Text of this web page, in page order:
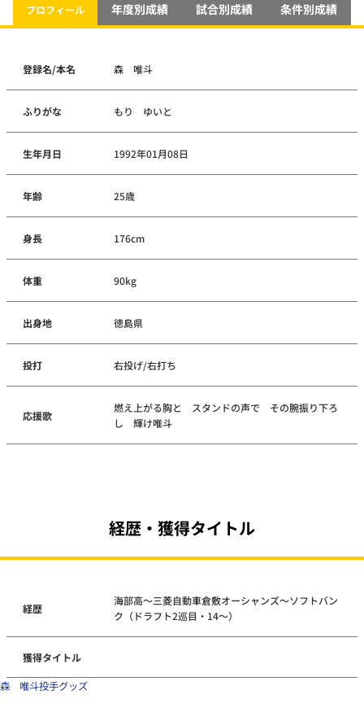
プロフィール 年度別成績 試合別成績 条件別成績
登録名/本名 森 唯斗
ふりがな もり ゆいと
生年月日 1992年01月08日
年齢 25歳
身長 176cm
体重 90kg
出身地 徳島県
投打 右投げ/右打ち
応援歌
燃え上がる胸と スタンドの声で その腕振り下ろ
し 輝け唯斗
経歴・獲得タイトル
経歴
海部高～三菱自動車倉敷オーシャンズ～ソフトバン
ク（ドラフト2巡目・14～）
獲得タイトル
森 唯斗投手グッズ